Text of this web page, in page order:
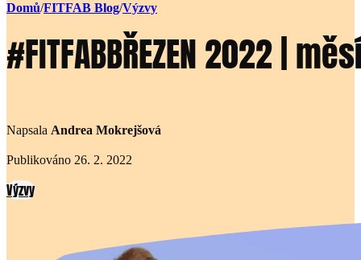
Domů/FITFAB Blog/Výzvy
#FITFABBŘEZEN 2022 |
Napsala Andrea Mokrejšová
Publikováno 26. 2. 2022
Výzvy